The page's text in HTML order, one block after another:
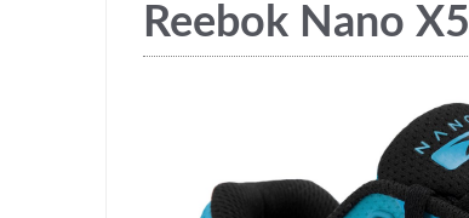
Reebok Nano X5